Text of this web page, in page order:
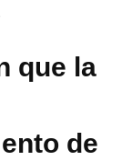
que la
de